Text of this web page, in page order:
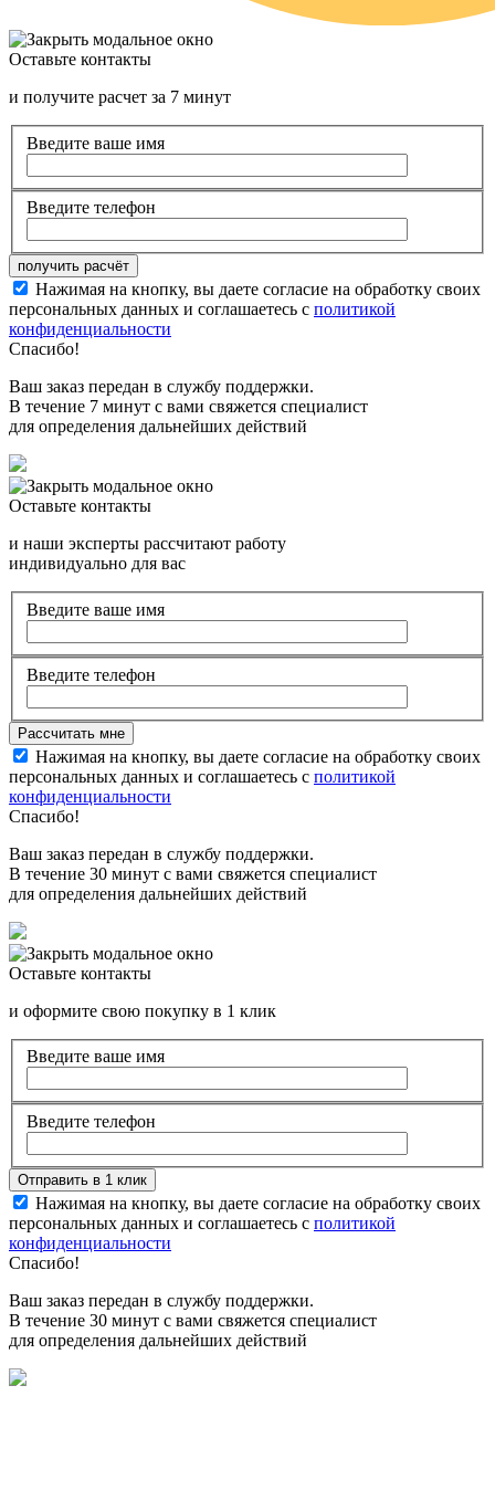
Оставьте контакты
и получите расчет за 7 минут
Введите ваше имя
Введите телефон
Нажимая на кнопку, вы даете согласие на обработку своих
персональных данных и соглашаетесь с политикой
конфиденциальности
Спасибо!
Ваш заказ передан в службу поддержки.
В течение 7 минут с вами свяжется специалист
для определения дальнейших действий
Оставьте контакты
и наши эксперты рассчитают работу
индивидуально для вас
Введите ваше имя
Введите телефон
Нажимая на кнопку, вы даете согласие на обработку своих
персональных данных и соглашаетесь с политикой
конфиденциальности
Спасибо!
Ваш заказ передан в службу поддержки.
В течение 30 минут с вами свяжется специалист
для определения дальнейших действий
Оставьте контакты
и оформите свою покупку в 1 клик
Введите ваше имя
Введите телефон
Нажимая на кнопку, вы даете согласие на обработку своих
персональных данных и соглашаетесь с политикой
конфиденциальности
Спасибо!
Ваш заказ передан в службу поддержки.
В течение 30 минут с вами свяжется специалист
для определения дальнейших действий